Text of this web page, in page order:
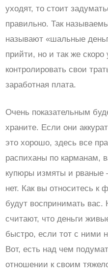
уходят, то стоит
правильно. Так
называют «шальные
прийти, но и так же
контролировать свои
заработная плата.
Очень показательным
храните. Если они
это хорошо, здесь все
распиханы по карманам,
купюры измяты и рваные
нет. Как вы относитесь к
будут воспринимать вас.
считают, что деньги
быстро, если тот с ними
Вот, есть над чем
отношении к своим